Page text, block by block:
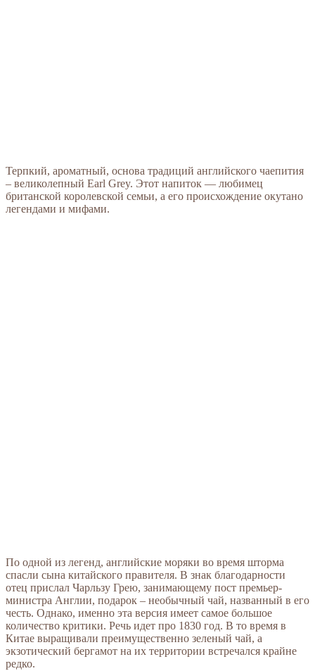
Терпкий, ароматный, основа традиций английского чаепития
– великолепный Earl Grey. Этот напиток — любимец
британской королевской семьи, а его происхождение окутано
легендами и мифами.
По одной из легенд, английские моряки во время шторма
спасли сына китайского правителя. В знак благодарности
отец прислал Чарльзу Грею, занимающему пост премьер-
министра Англии, подарок – необычный чай, названный в его
честь. Однако, именно эта версия имеет самое большое
количество критики. Речь идет про 1830 год. В то время в
Китае выращивали преимущественно зеленый чай, а
экзотический бергамот на их территории встречался крайне
редко.